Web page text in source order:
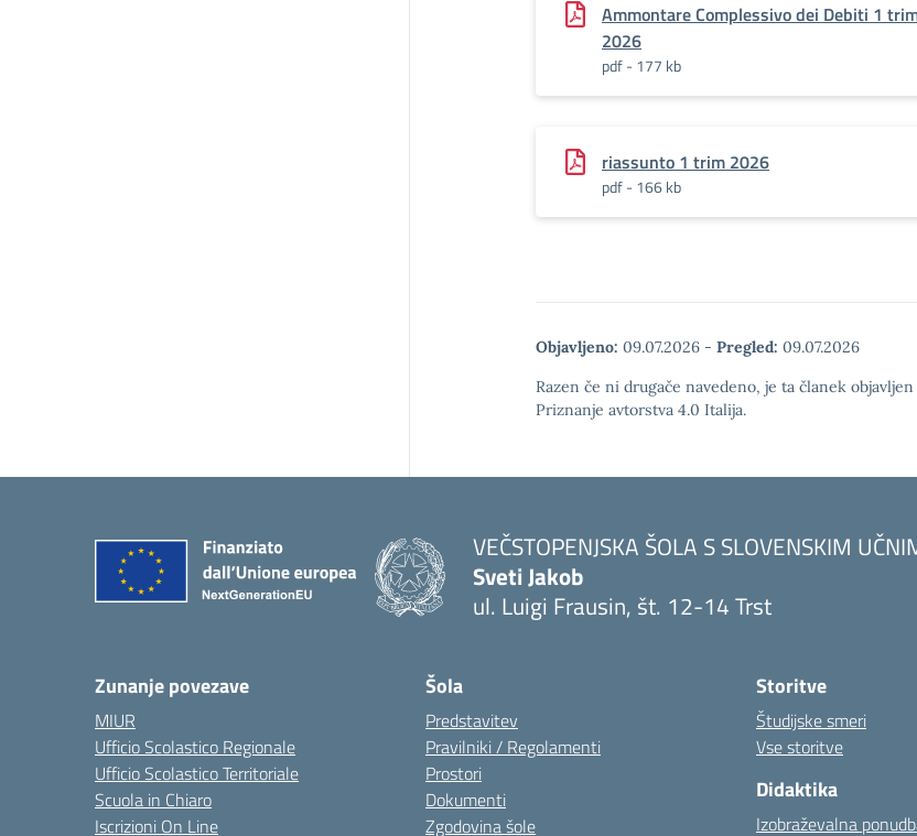
Ammontare Complessivo dei Debiti 1
2026
pdf - 177 kb
riassunto 1 trim 2026
pdf - 166 kb
Objavljeno: 09.07.2026 - Pregled: 09.07.2026
Razen če ni drugače navedeno, je ta članek
Priznanje avtorstva 4.0 Italija.
VEČSTOPENJSKA ŠOLA S SLOVENSKIM
Sveti Jakob
ul. Luigi Frausin, št. 12-14 Trst
Zunanje povezave
MIUR
Ufficio Scolastico Regionale
Ufficio Scolastico Territoriale
Scuola in Chiaro
Iscrizioni On Line
Šola
Predstavitev
Pravilniki / Regolamenti
Prostori
Dokumenti
Zgodovina šole
Storitve
Študijske smeri
Vse storitve
Didaktika
Izobraževalna